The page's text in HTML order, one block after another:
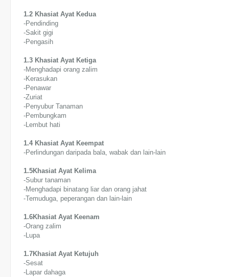
1.2 Khasiat Ayat Kedua
-Pendinding
-Sakit gigi
-Pengasih
1.3 Khasiat Ayat Ketiga
-Menghadapi orang zalim
-Kerasukan
-Penawar
-Zuriat
-Penyubur Tanaman
-Pembungkam
-Lembut hati
1.4 Khasiat Ayat Keempat
-Perlindungan daripada bala, wabak dan lain-lain
1.5Khasiat Ayat Kelima
-Subur tanaman
-Menghadapi binatang liar dan orang jahat
-Temuduga, peperangan dan lain-lain
1.6Khasiat Ayat Keenam
-Orang zalim
-Lupa
1.7Khasiat Ayat Ketujuh
-Sesat
-Lapar dahaga